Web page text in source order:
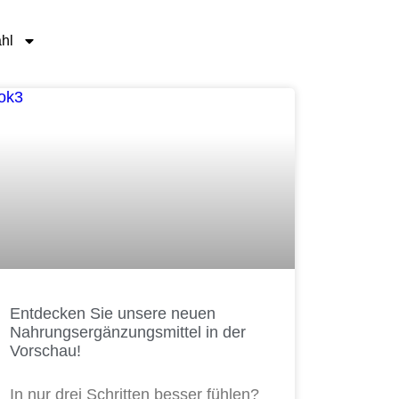
Entdecken Sie unsere neuen
Nahrungsergänzungsmittel in der
Vorschau!
In nur drei Schritten besser fühlen?